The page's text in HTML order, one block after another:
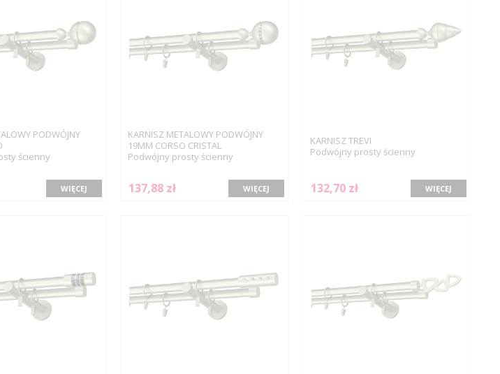
PODWÓJNY
ścienny
WIĘCEJ
KARNISZ METALOWY PODWÓJNY
19MM CORSO CRISTAL
Podwójny prosty ścienny
137,88 zł WIĘCEJ
KARNISZ TREVI
Podwójny prosty ścienny
132,70 zł WIĘCEJ